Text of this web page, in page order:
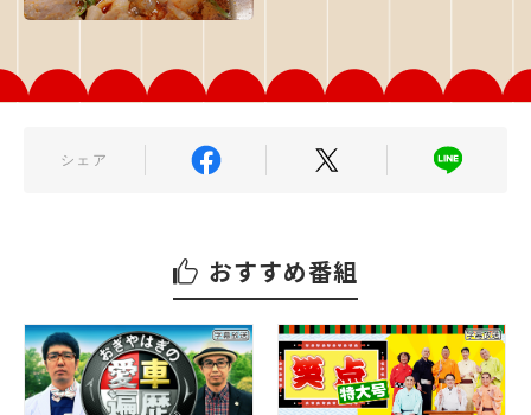
シェア
おすすめ番組